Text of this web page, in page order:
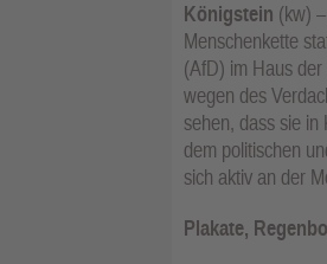
Königstein (kw)
Menschenkette
(AfD) im Haus
wegen des
sehen, dass sie
dem politischen
sich aktiv an der
Plakate,